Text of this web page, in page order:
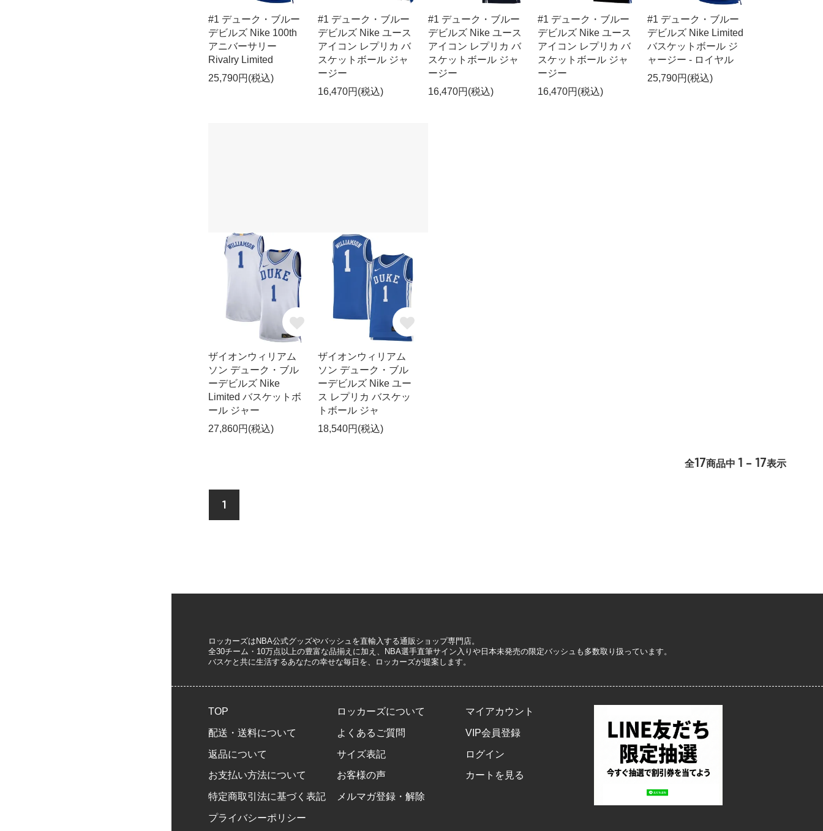
#1 デューク・ブルー
デビルズ Nike 100th
アニバーサリー
Rivalry Limited
25,790円(税込)
#1 デューク・ブルー
デビルズ Nike ユース
アイコン レプリカ バ
スケットボール ジャ
ージー
16,470円(税込)
#1 デューク・ブルー
デビルズ Nike ユース
アイコン レプリカ バ
スケットボール ジャ
ージー
16,470円(税込)
#1 デューク・ブルー
デビルズ Nike ユース
アイコン レプリカ バ
スケットボール ジャ
ージー
16,470円(税込)
#1 デューク・ブルー
デビルズ Nike Limited
バスケットボール ジ
ャージー - ロイヤル
25,790円(税込)
ザイオンウィリアム
ソン デューク・ブル
ーデビルズ Nike
Limited バスケットボ
ール ジャー
27,860円(税込)
ザイオンウィリアム
ソン デューク・ブル
ーデビルズ Nike ユー
ス レプリカ バスケッ
トボール ジャ
18,540円(税込)
全17商品中 1 - 17表示
1
ロッカーズはNBA公式グッズやバッシュを直輸入する通販ショップ専門店。
全30チーム・10万点以上の豊富な品揃えに加え、NBA選手直筆サイン入りや日本未発売の限定バッシュも多数取り扱っています。
バスケと共に生活するあなたの幸せな毎日を、ロッカーズが提案します。
TOP
配送・送料について
返品について
お支払い方法について
特定商取引法に基づく表記
プライバシーポリシー
ロッカーズについて
よくあるご質問
サイズ表記
お客様の声
メルマガ登録・解除
マイアカウント
VIP会員登録
ログイン
カートを見る